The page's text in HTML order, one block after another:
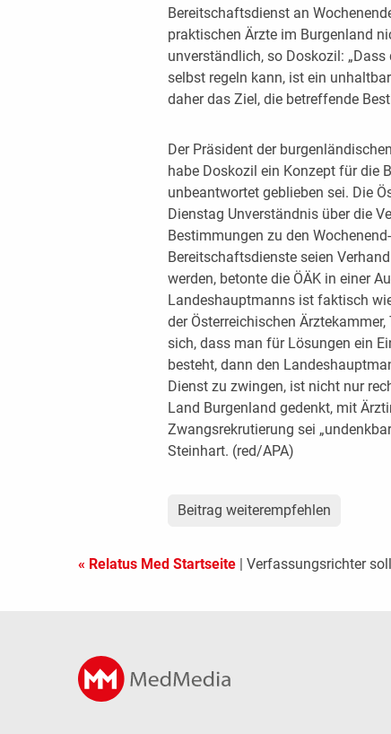
Bereitschaftsdienst an
praktischen Ärzte im Burgenland
unverständlich, so Doskozil:
selbst regeln kann, ist ein
daher das Ziel, die betreffende
Der Präsident der
habe Doskozil ein Konzept für die
unbeantwortet geblieben sei. Die
Dienstag Unverständnis über die
Bestimmungen zu den
Bereitschaftsdienste seien
werden, betonte die ÖÄK in einer
Landeshauptmanns ist faktisch
der Österreichischen
sich, dass man für Lösungen ein
besteht, dann den
Dienst zu zwingen, ist nicht nur
Land Burgenland gedenkt, mit
Zwangsrekrutierung sei
Steinhart. (red/APA)
Beitrag weiterempfehlen
« Relatus Med Startseite | Verfassungsrichter